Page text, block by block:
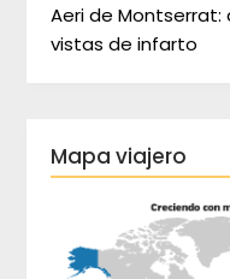
Aeri de
vistas de infarto
Mapa viajero